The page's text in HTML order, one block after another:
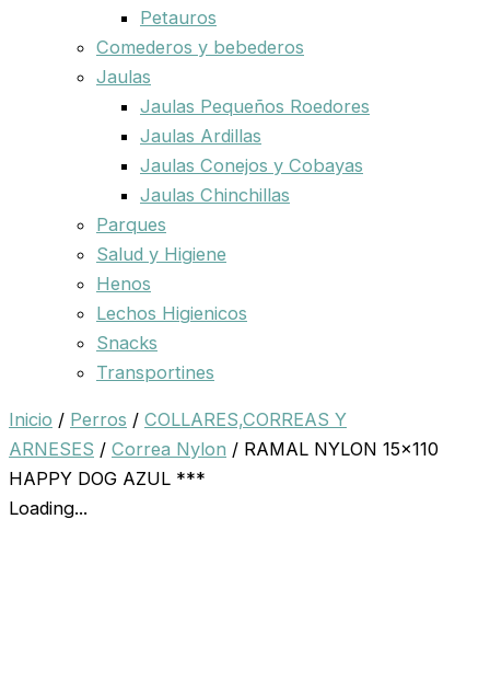
Petauros
Comederos y bebederos
Jaulas
Jaulas Pequeños Roedores
Jaulas Ardillas
Jaulas Conejos y Cobayas
Jaulas Chinchillas
Parques
Salud y Higiene
Henos
Lechos Higienicos
Snacks
Transportines
Inicio / Perros / COLLARES,CORREAS Y
ARNESES / Correa Nylon / RAMAL NYLON 15×110
HAPPY DOG AZUL ***
Loading...